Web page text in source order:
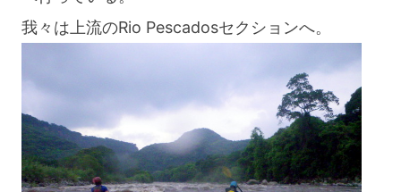
我々は上流のRio Pescadosセクションへ。